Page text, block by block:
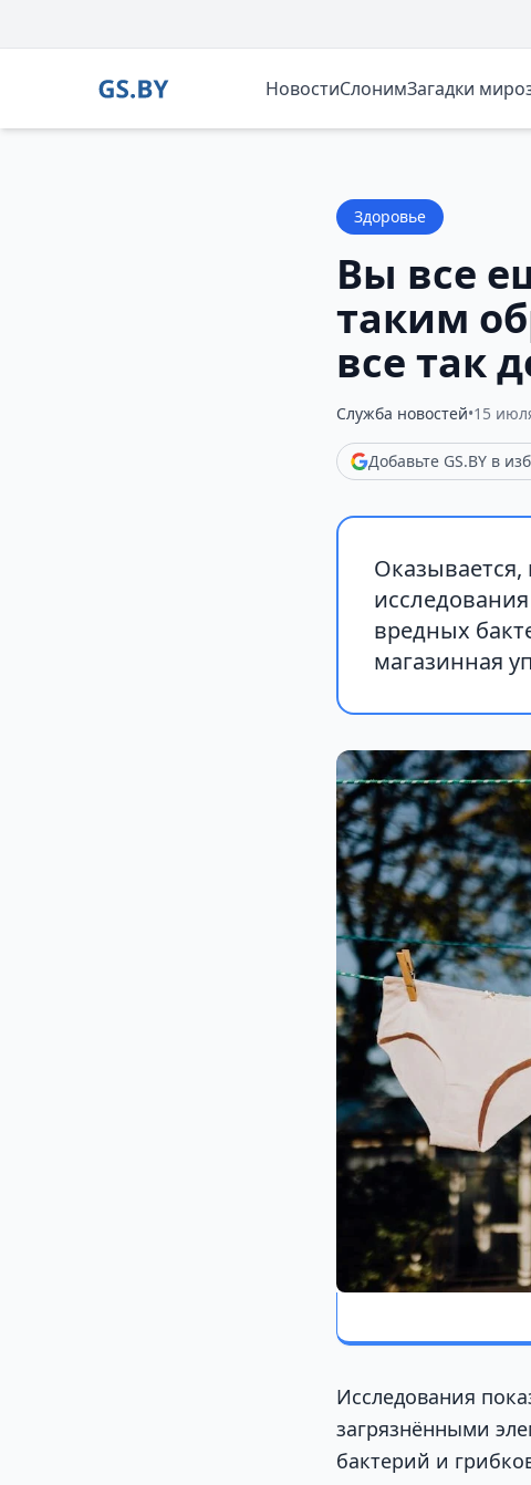
НовостиСлонимЗагадки
Здоровье
Вы все
таким
все так
Служба новостей•15
Добавьте GS.BY в
вредных
магазинная
Исследования
загрязнёнными
бактерий и